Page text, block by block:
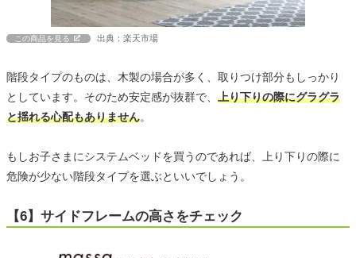
この商品を見る 出典：楽天市場
階段タイプのものは、木製の場合が多く、取りつけ部分もしっかり
としています。そのため安定感が抜群で、 上り下りの際にグラグラ
と揺れる心配もありません。
もしお子さまにシステムベッドを買うのであれば、上り下りの際に
危険が少ない階段タイプを選ぶといいでしょう。
【6】サイドフレームの高さをチェック